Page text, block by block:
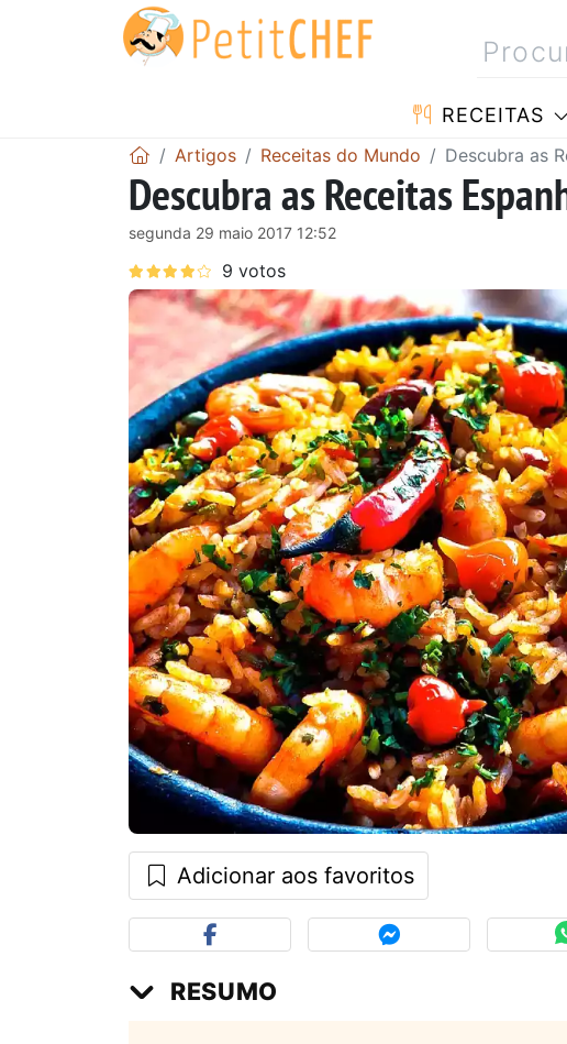
RECEITAS
Artigos Receitas do Mundo Descubra as
Descubra as Receitas
segunda 29 maio 2017 12:52
Adicionar aos favoritos
RESUMO